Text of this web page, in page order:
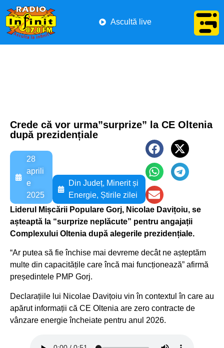
Ascultă live
Crede că vor urma”surprize” la CE Oltenia
după prezidențiale
28
aprili
e
2025
Din Județ, Minerit și
Energie, Știrile zilei
Liderul Mișcării Populare Gorj, Nicolae Davițoiu, se
așteaptă la “surprize neplăcute” pentru angajații
Complexului Oltenia după alegerile prezidențiale.
“Ar putea să fie închise mai devreme decât ne așteptăm
multe din capacitățile care încă mai funcționează” afirmă
președintele PMP Gorj.
Declarațiile lui Nicolae Davițoiu vin în contextul în care au
apărut informații că CE Oltenia are zero contracte de
vânzare energie încheiate pentru anul 2026.